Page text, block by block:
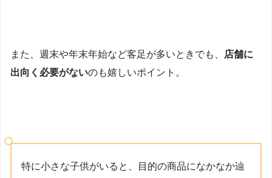
また、週末や年末年始など客足が多いときでも、
店舗に
出向く必要がないのも嬉しいポイント。
特に小さな子供がいると、目的の商品になかなか辿